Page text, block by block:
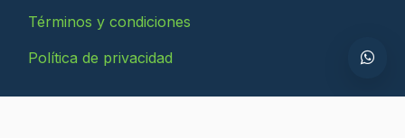
Términos y condiciones
Política de privacidad